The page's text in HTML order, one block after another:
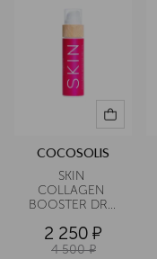
COCOSOLIS
SKIN
COLLAGEN
BOOSTER DRY
антивозрастное
для лица и тела
2 250 ¤
4 500 ¤